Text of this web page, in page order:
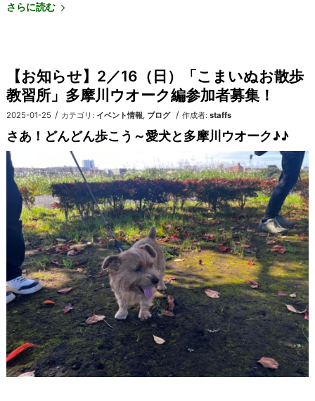
さらに読む
【お知らせ】2／16（日）「こまいぬお散歩
教習所」多摩川ウオーク編参加者募集！
2025-01-25 / カテゴリ: イベント情報, ブログ / 作成者: staffs
さあ！どんどん歩こう～愛犬と多摩川ウオーク♪♪